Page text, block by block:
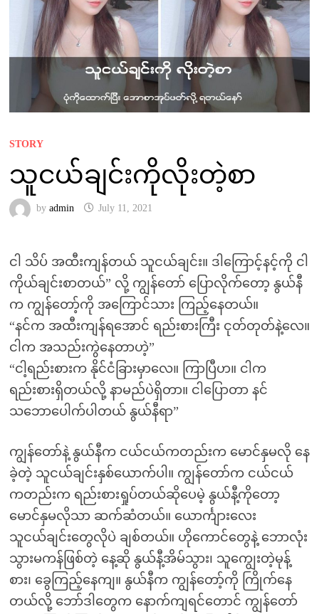
STORY
သူငယ်ချင်းကိုလိုးတဲ့စာ
by admin July 11, 2021
ငါ သိပ် အထီးကျန်တယ် သူငယ်ချင်း။ ဒါကြောင့်နင့်ကို ငါ
ကိုယ်ချင်းစာတယ်” လို့ ကျွန်တော် ပြောလိုက်တော့ နွယ်နီ
က ကျွန်တော့်ကို အကြောင်သား ကြည့်နေတယ်။
“နင်က အထီးကျန်ရအောင် ရည်းစားကြီး ငုတ်တုတ်နဲ့လေ။
ငါက အသည်းကွဲနေတာဟဲ့”
“ငါ့ရည်းစားက နိုင်ငံခြားမှာလေ။ ကြာပြီဟ။ ငါက
ရည်းစားရှိတယ်လို့ နာမည်ပဲရှိတာ။ ငါပြောတာ နင်
သဘောပေါက်ပါတယ် နွယ်နီရာ”
ကျွန်တော်နဲ့ နွယ်နီက ငယ်ငယ်ကတည်းက မောင်နှမလို နေ
ခဲ့တဲ့ သူငယ်ချင်းနှစ်ယောက်ပါ။ ကျွန်တော်က ငယ်ငယ်
ကတည်းက ရည်းစားရှုပ်တယ်ဆိုပေမဲ့ နွယ်နီ့ကိုတော့
မောင်နှမလိုသာ ဆက်ဆံတယ်။ ယောင်္ကျားလေး
သူငယ်ချင်းတွေလိုပဲ ချစ်တယ်။ ဟိုကောင်တွေနဲ့ ဘောလုံး
သွားမကန်ဖြစ်တဲ့ နေ့ဆို နွယ်နီ့အိမ်သွား၊ သူကျွေးတဲ့မုန့်
စား၊ ခွေကြည့်နေကျ။ နွယ်နီက ကျွန်တော့်ကို ကြိုက်နေ
တယ်လို့ ဘော်ဒါတွေက နောက်ကျရင်တောင် ကျွန်တော်